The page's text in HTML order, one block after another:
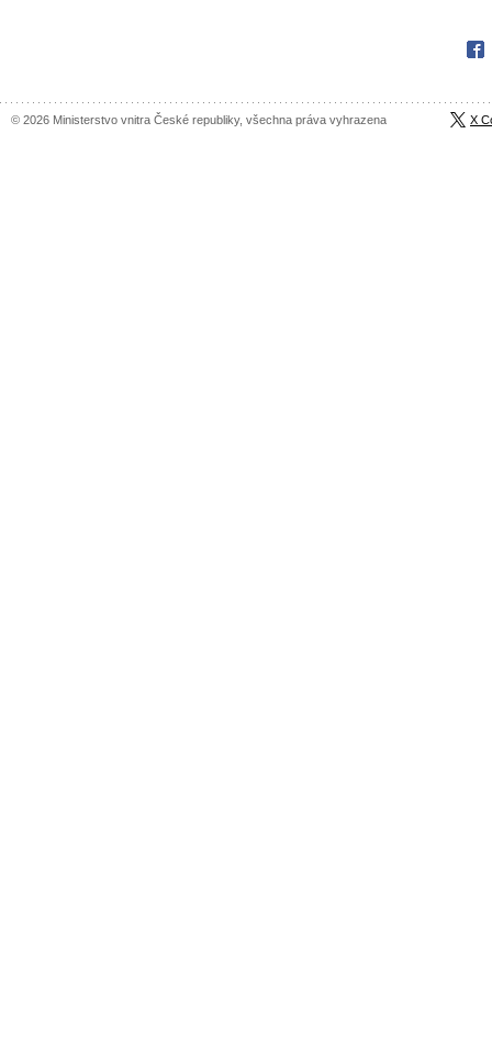
© 2026 Ministerstvo vnitra České republiky, všechna práva vyhrazena X